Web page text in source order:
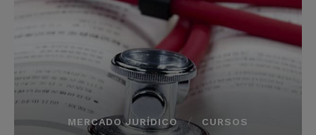
MERCADO JURÍDICO CURSOS